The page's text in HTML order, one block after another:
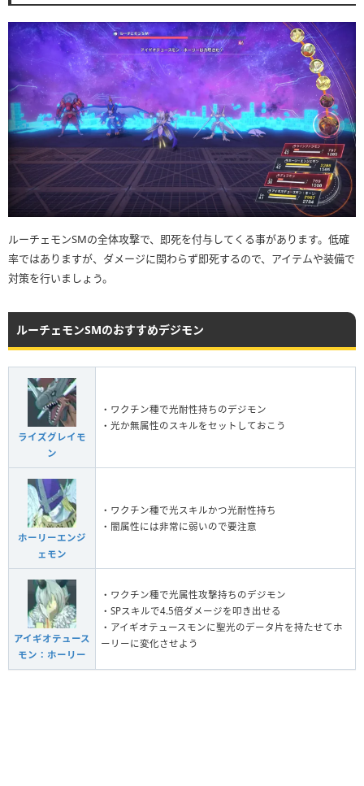
ルーチェモンSMの全体攻撃で、即死を付与してくる事があります。低確
率ではありますが、ダメージに関わらず即死するので、アイテムや装備で
対策を行いましょう。
ルーチェモンSMのおすすめデジモン
ライズグレイモ
ン
・ワクチン種で光耐性持ちのデジモン
・光か無属性のスキルをセットしておこう
ホーリーエンジ
ェモン
・ワクチン種で光スキルかつ光耐性持ち
・闇属性には非常に弱いので要注意
アイギオテュース
モン：ホーリー
・ワクチン種で光属性攻撃持ちのデジモン
・SPスキルで4.5倍ダメージを叩き出せる
・アイギオテュースモンに聖光のデータ片を持たせてホ
ーリーに変化させよう